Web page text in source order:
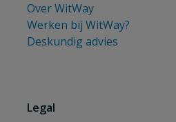
Over WitWay
Werken bij WitWay?
Deskundig advies
Legal